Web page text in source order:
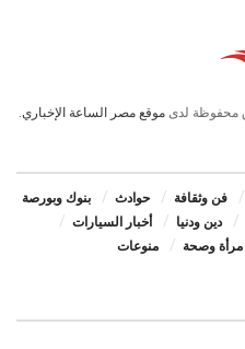
محفوظة لدى موقع مصر الساعة الإخباري.
فن وثقافة حوادث
بنوك وبورصة
دين ودنيا
أخبار السيارات
مرأة وصحة منوعات